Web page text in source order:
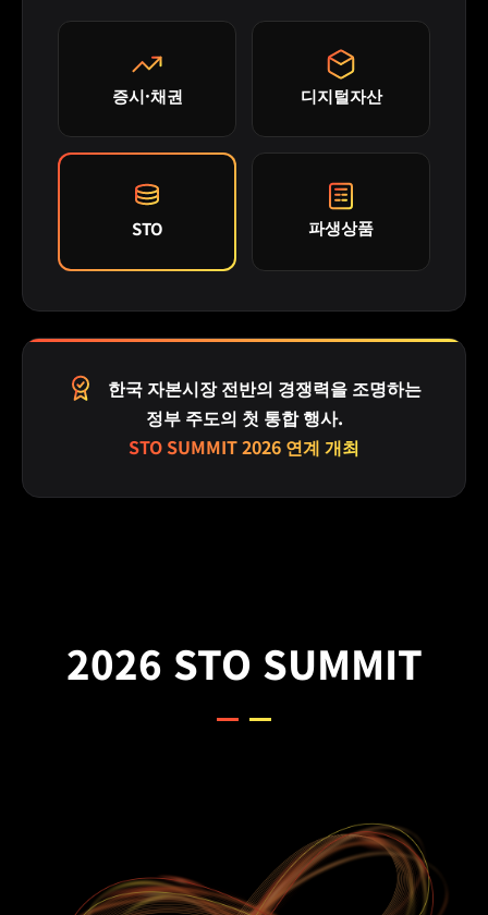
증시·채권 디지털자산
STO 파생상품
한국 자본시장 전반의 경쟁력을 조명하는
정부 주도의 첫 통합 행사.
STO SUMMIT 2026 연계 개최
2026 STO SUMMIT